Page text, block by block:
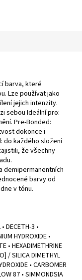
barva, které
Lze používat jako
jejich intenzity.
sebou Ideální pro:
Pre-Bonded:
dokonce i
do každého složení
že všechny
demipermanentních
barvy od
v tónu.
DECETH-3 •
HYDROXIDE •
• HEXADIMETHRINE
/ SILICA DIMETHYL
• CARBOMER
87 • SIMMONDSIA